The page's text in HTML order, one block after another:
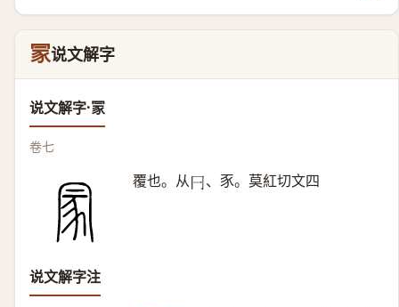
冡说文解字
说文解字·冡
卷七
覆也。从𠔼 、豕。莫紅切文四
说文解字注